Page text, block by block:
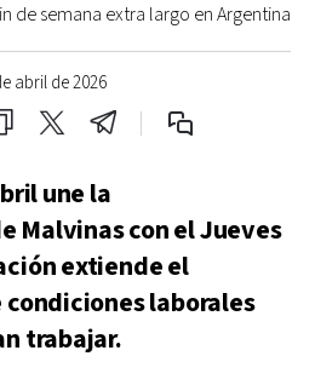
abril de 2026
de semana extra largo en Argentina
une la
Malvinas con el Jueves
extiende el
laborales
trabajar.